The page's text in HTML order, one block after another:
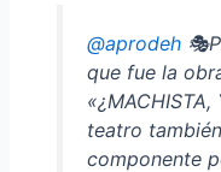
@aprodeh
que fue la
«¿MACHISTA,
teatro
componente